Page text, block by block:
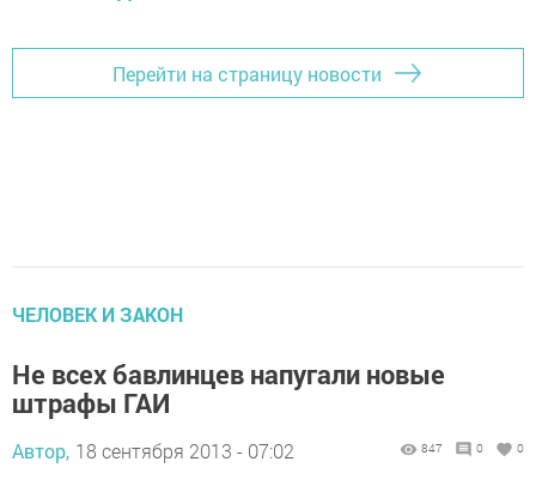
Перейти на страницу новости
ЧЕЛОВЕК И ЗАКОН
Не всех бавлинцев напугали новые
штрафы ГАИ
Автор, 18 сентября 2013 - 07:02 847 0 0